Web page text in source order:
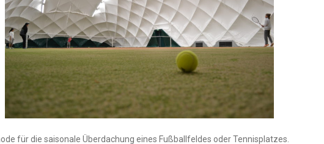
für die saisonale Überdachung eines Fußballfeldes oder Tennisplatzes.